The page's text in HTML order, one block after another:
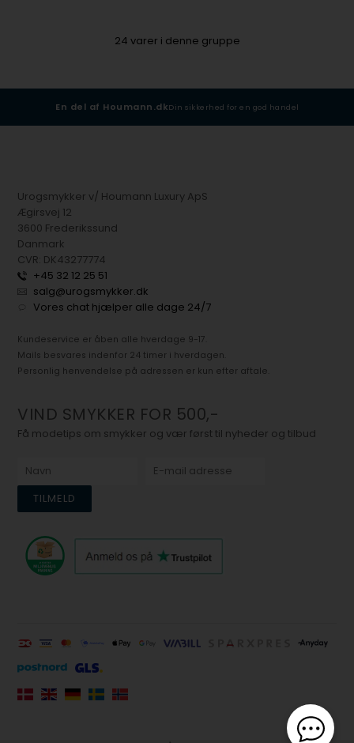
24 varer i denne gruppe
En del af Houmann.dkDin sikkerhed for en god handel
Urogsmykker v/ Houmann Luxury ApS
Ægirsvej 12
3600 Frederikssund
Danmark
CVR: DK43277774
+45 32 12 25 51
salg@urogsmykker.dk
Vores chat hjælper alle dage 24/7
Kundeservice er åben alle hverdage 9-17.
Mails besvares indenfor 24 timer i hverdagen.
Personlig henvendelse på adressen er kun efter aftale.
VIND SMYKKER FOR 500,-
Få modetips om smykker og vær først til nyheder og tilbud